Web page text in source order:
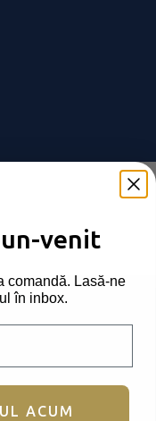
venit
comandă. Lasă-ne
în inbox.
ACUM